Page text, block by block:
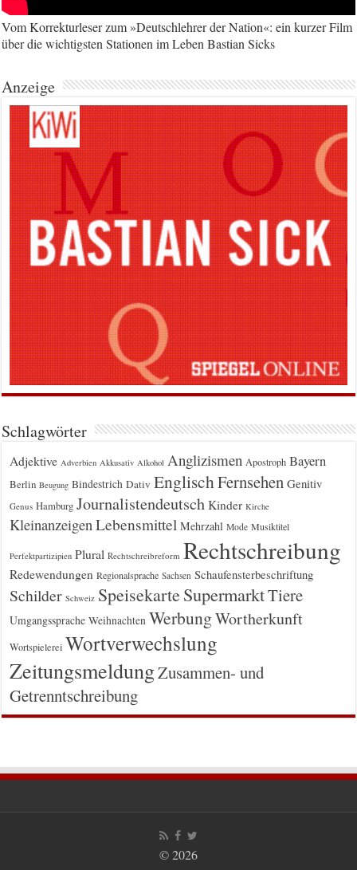
Vom Korrekturleser zum »Deutschlehrer der Nation«: ein kurzer Film
über die wichtigsten Stationen im Leben Bastian Sicks
Anzeige
Schlagwörter
Adjektive Adverbien Akkusativ Alkohol Anglizismen Apostroph Bayern
Berlin Beugung Bindestrich Dativ EnglischFernsehen Genitiv
Genus Hamburg Journalistendeutsch Kinder Kirche
Kleinanzeigen Lebensmittel Mehrzahl Mode Musiktitel
Perfektpartizipien Plural Rechtschreibreform Rechtschreibung
Redewendungen Regionalsprache Sachsen Schaufensterbeschriftung
Schilder Schweiz Speisekarte SupermarktTiere
Umgangssprache Weihnachten WerbungWortherkunft
Wortspielerei Wortverwechslung
ZeitungsmeldungZusammen- und
Getrenntschreibung
© 2026